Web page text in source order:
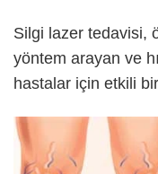
Silgi lazer tedavisi,
yöntem arayan ve
hastalar için etkili